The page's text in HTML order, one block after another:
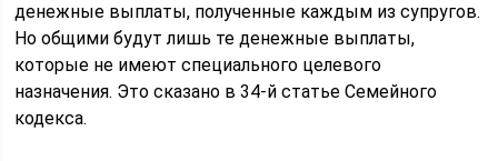
денежные выплаты, полученные каждым из супругов.
Но общими будут лишь те денежные выплаты,
которые не имеют специального целевого
назначения. Это сказано в 34-й статье Семейного
кодекса.